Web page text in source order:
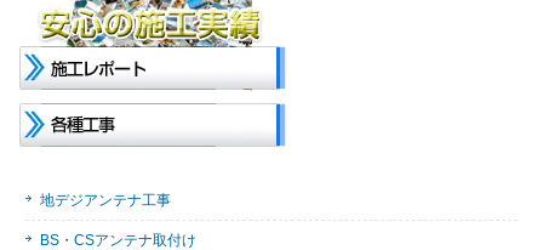
地デジアンテナ工事
BS・CSアンテナ取付け